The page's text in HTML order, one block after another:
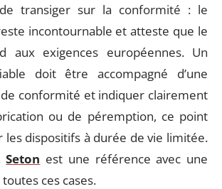
transiger sur la conformité : le
incontournable et atteste que le
aux exigences européennes. Un
doit être accompagné d’une
de conformité et indiquer clairement
ou de péremption, ce point
les dispositifs à durée de vie limitée.
Seton est une référence avec une
ces cases.